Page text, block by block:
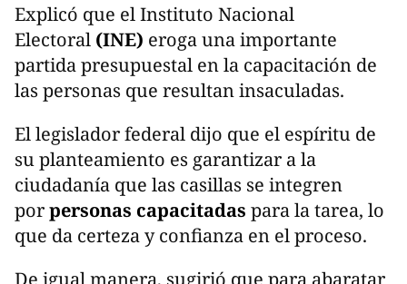
Explicó que el Instituto Nacional
Electoral (INE) eroga una importante
partida presupuestal en la capacitación de
las personas que resultan insaculadas.
El legislador federal dijo que el espíritu de
su planteamiento es garantizar a la
ciudadanía que las casillas se integren
porpersonas capacitadas para la tarea, lo
que da certeza y confianza en el proceso.
De igual manera, sugirió que para abaratar